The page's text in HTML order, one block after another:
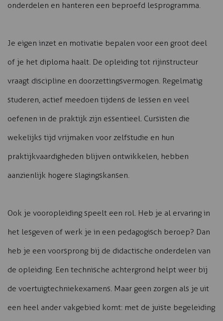
onderdelen en hanteren een beproefd lesprogramma.
Je eigen inzet en motivatie bepalen voor een groot deel
of je het diploma haalt. De opleiding tot rijinstructeur
vraagt discipline en doorzettingsvermogen. Regelmatig
studeren, actief meedoen tijdens de lessen en veel
oefenen in de praktijk zijn essentieel. Cursisten die
wekelijks tijd vrijmaken voor zelfstudie en hun
praktijkvaardigheden blijven ontwikkelen, hebben
aanzienlijk hogere slagingskansen.
Ook je vooropleiding speelt een rol. Heb je al ervaring in
het lesgeven of werk je in een pedagogisch beroep? Dan
heb je een voorsprong bij de didactische onderdelen van
de opleiding. Een technische achtergrond helpt weer bij
de voertuigtechniekexamens. Maar geen zorgen als je uit
een heel ander vakgebied komt: met de juiste begeleiding